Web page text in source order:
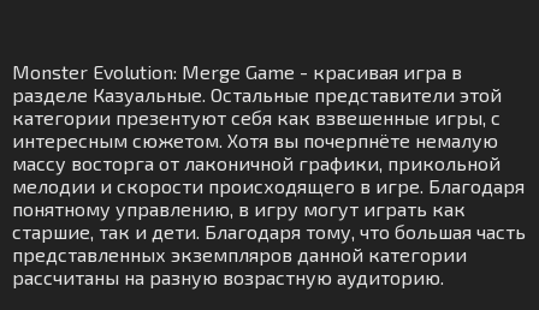
Monster Evolution: Merge Game - красивая игра в
разделе Казуальные. Остальные представители этой
категории презентуют себя как взвешенные игры, с
интересным сюжетом. Хотя вы почерпнёте немалую
массу восторга от лаконичной графики, прикольной
мелодии и скорости происходящего в игре. Благодаря
понятному управлению, в игру могут играть как
старшие, так и дети. Благодаря тому, что большая часть
представленных экземпляров данной категории
рассчитаны на разную возрастную аудиторию.